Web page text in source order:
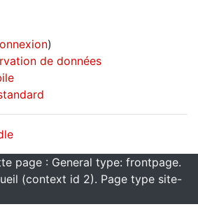
)
de données
page : General type: frontpage.
(context id 2). Page type site-